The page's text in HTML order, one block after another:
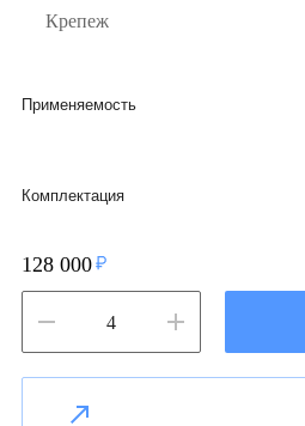
Крепеж
Применяемость
Комплектация
128 000